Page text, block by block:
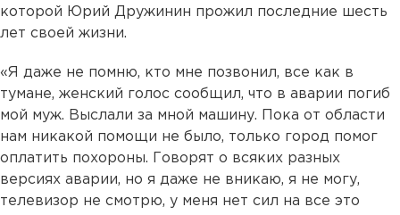
которой Юрий Дружинин прожил последние шесть
лет своей жизни.
«Я даже не помню, кто мне позвонил, все как в
тумане, женский голос сообщил, что в аварии погиб
мой муж. Выслали за мной машину. Пока от области
нам никакой помощи не было, только город помог
оплатить похороны. Говорят о всяких разных
версиях аварии, но я даже не вникаю, я не могу,
телевизор не смотрю, у меня нет сил на все это